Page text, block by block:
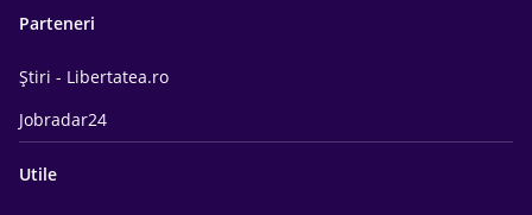
Parteneri
Știri - Libertatea.ro
Jobradar24
Utile